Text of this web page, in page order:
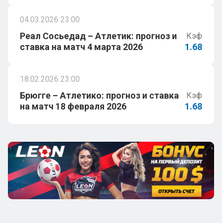
04.03.2026 23:00
Реал Сосьедад – Атлетик: прогноз и
ставка на матч 4 марта 2026
Кэф
1.68
18.02.2026 23:00
Брюгге – Атлетико: прогноз и ставка
на матч 18 февраля 2026
Кэф
1.68